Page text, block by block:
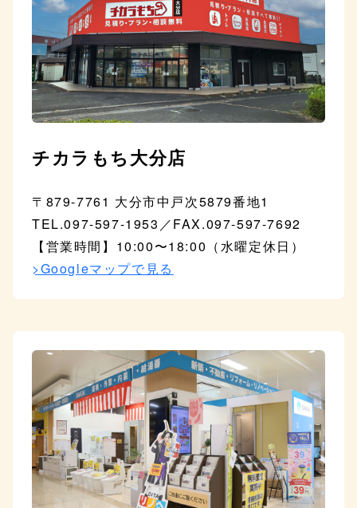
チカラもち大分店
〒879-7761 大分市中戸次5879番地1
TEL.097-597-1953／FAX.097-597-7692
【営業時間】10:00〜18:00（水曜定休日）
>Googleマップで見る